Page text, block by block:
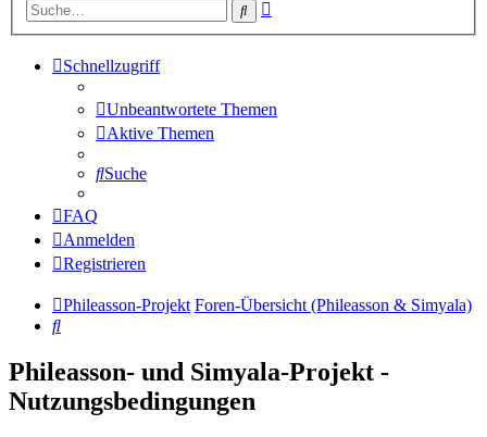
Suche
Schnellzugriff
Unbeantwortete Themen
Aktive Themen
Suche
FAQ
Anmelden
Registrieren
Phileasson-Projekt Foren-Übersicht (Phileasson & Simyala)
Suche
Phileasson- und Simyala-Projekt -
Nutzungsbedingungen